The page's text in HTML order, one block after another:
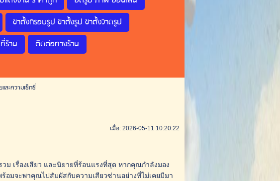
ขาตั้งกรอบรูป ขาตั้งรูป ขาตั้งวาดรูป
ร้าน
ติดต่อทางร้าน
ละความเซ็กซี่
เมื่อ: 2026-05-11 10:20:22
ม เรื่องเสียว และนิยายที่ร้อนแรงที่สุด หากคุณกำลังมอง
อมจะพาคุณไปสัมผัสกับความเสียวซ่านอย่างที่ไม่เคยมีมา